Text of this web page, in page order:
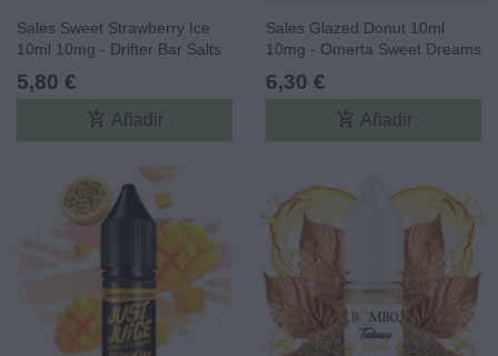
Sales Sweet Strawberry Ice
10ml 10mg - Drifter Bar Salts
5,80 €
add_shopping_cart Añadir
Sales Glazed Donut 10ml
10mg - Omerta Sweet Dreams
Salts
6,30 €
add_shopping_cart Añadir